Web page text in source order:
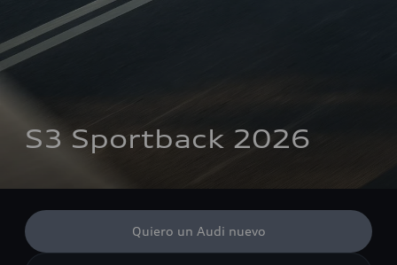
S3 Sportback 2026
Quiero un Audi nuevo